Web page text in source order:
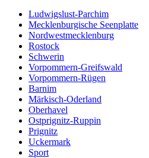
Ludwigslust-Parchim
Mecklenburgische Seenplatte
Nordwestmecklenburg
Rostock
Schwerin
Vorpommern-Greifswald
Vorpommern-Rügen
Barnim
Märkisch-Oderland
Oberhavel
Ostprignitz-Ruppin
Prignitz
Uckermark
Sport